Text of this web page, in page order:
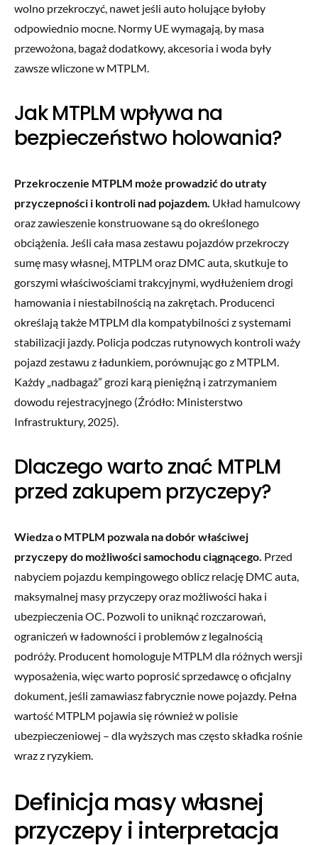
wolno przekroczyć, nawet jeśli auto holujące byłoby
odpowiednio mocne. Normy UE wymagają, by masa
przewożona, bagaż dodatkowy, akcesoria i woda były
zawsze wliczone w MTPLM.
Jak MTPLM wpływa na
bezpieczeństwo holowania?
Przekroczenie MTPLM może prowadzić do utraty
przyczepności i kontroli nad pojazdem. Układ hamulcowy
oraz zawieszenie konstruowane są do określonego
obciążenia. Jeśli cała masa zestawu pojazdów przekroczy
sumę masy własnej, MTPLM oraz DMC auta, skutkuje to
gorszymi właściwościami trakcyjnymi, wydłużeniem drogi
hamowania i niestabilnością na zakrętach. Producenci
określają także MTPLM dla kompatybilności z systemami
stabilizacji jazdy. Policja podczas rutynowych kontroli waży
pojazd zestawu z ładunkiem, porównując go z MTPLM.
Każdy „nadbagaż” grozi karą pieniężną i zatrzymaniem
dowodu rejestracyjnego (Źródło: Ministerstwo
Infrastruktury, 2025).
Dlaczego warto znać MTPLM
przed zakupem przyczepy?
Wiedza o MTPLM pozwala na dobór właściwej
przyczepy do możliwości samochodu ciągnącego. Przed
nabyciem pojazdu kempingowego oblicz relację DMC auta,
maksymalnej masy przyczepy oraz możliwości haka i
ubezpieczenia OC. Pozwoli to uniknąć rozczarowań,
ograniczeń w ładowności i problemów z legalnością
podróży. Producent homologuje MTPLM dla różnych wersji
wyposażenia, więc warto poprosić sprzedawcę o oficjalny
dokument, jeśli zamawiasz fabrycznie nowe pojazdy. Pełna
wartość MTPLM pojawia się również w polisie
ubezpieczeniowej – dla wyższych mas często składka rośnie
wraz z ryzykiem.
Definicja masy własnej
przyczepy i interpretacja